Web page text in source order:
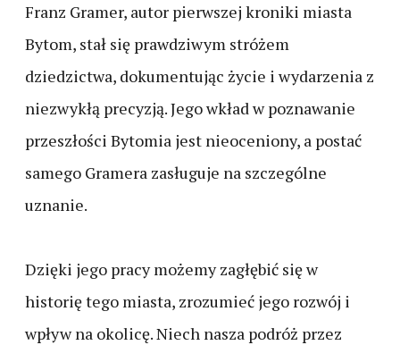
Franz Gramer, autor pierwszej kroniki miasta
Bytom, stał się prawdziwym stróżem
dziedzictwa, dokumentując życie i wydarzenia z
niezwykłą precyzją. Jego wkład w poznawanie
przeszłości Bytomia jest nieoceniony, a postać
samego Gramera zasługuje na szczególne
uznanie.
Dzięki jego pracy możemy zagłębić się w
historię tego miasta, zrozumieć jego rozwój i
wpływ na okolicę. Niech nasza podróż przez